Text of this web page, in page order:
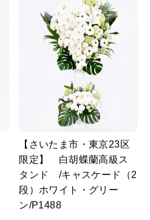
【さいたま市・東京23区
限定】 白胡蝶蘭高級ス
タンド /キャスケード（2
段）ホワイト・グリー
ン/P1488